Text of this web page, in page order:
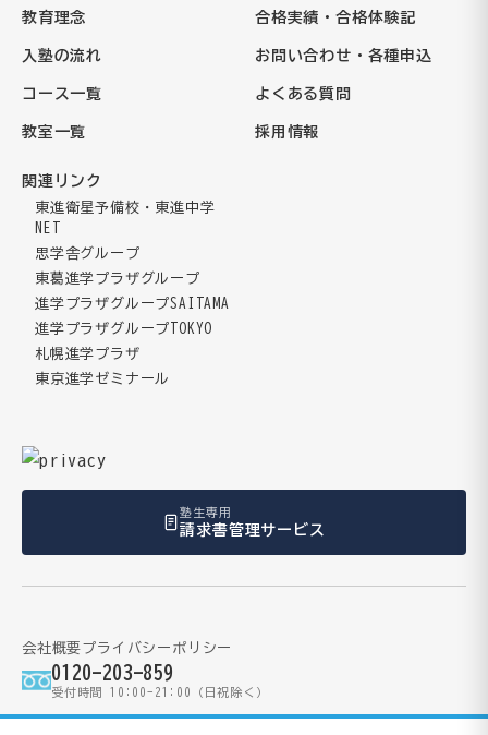
教育理念
入塾の流れ
コース一覧
教室一覧
合格実績・合格体験記
お問い合わせ・各種申込
よくある質問
採用情報
関連リンク
東進衛星予備校・東進中学
NET
思学舎グループ
東葛進学プラザグループ
進学プラザグループSAITAMA
進学プラザグループTOKYO
札幌進学プラザ
東京進学ゼミナール
塾生専用
請求書管理サービス
会社概要プライバシーポリシー
0120-203-859
受付時間 10:00-21:00（日祝除く）